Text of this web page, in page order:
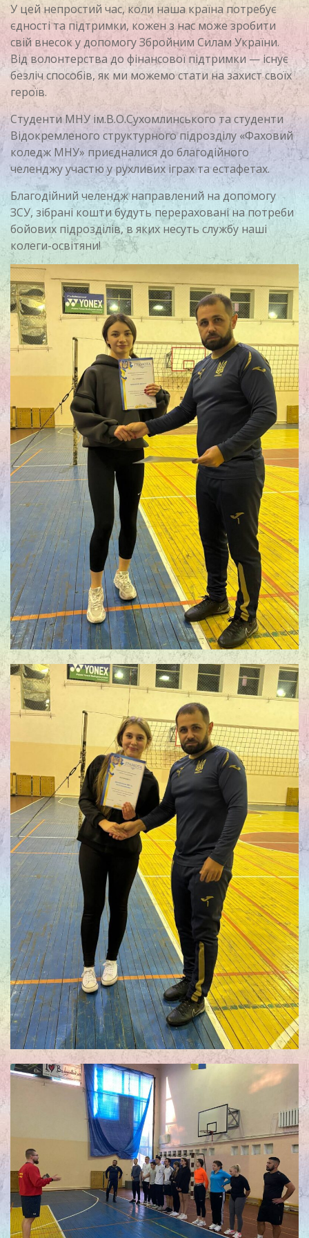
У цей непростий час, коли наша країна потребує
єдності та підтримки, кожен з нас може зробити
свій внесок у допомогу Збройним Силам України.
Від волонтерства до фінансової підтримки — існує
безліч способів, як ми можемо стати на захист своїх
героїв.
Студенти МНУ ім.В.О.Сухомлинського та студенти
Відокремленого структурного підрозділу «Фаховий
коледж МНУ» приєдналися до благодійного
челенджу участю у рухливих іграх та естафетах.
Благодійний челендж направлений на допомогу
ЗСУ, зібрані кошти будуть перераховані на потреби
бойових підрозділів, в яких несуть службу наші
колеги-освітяни!